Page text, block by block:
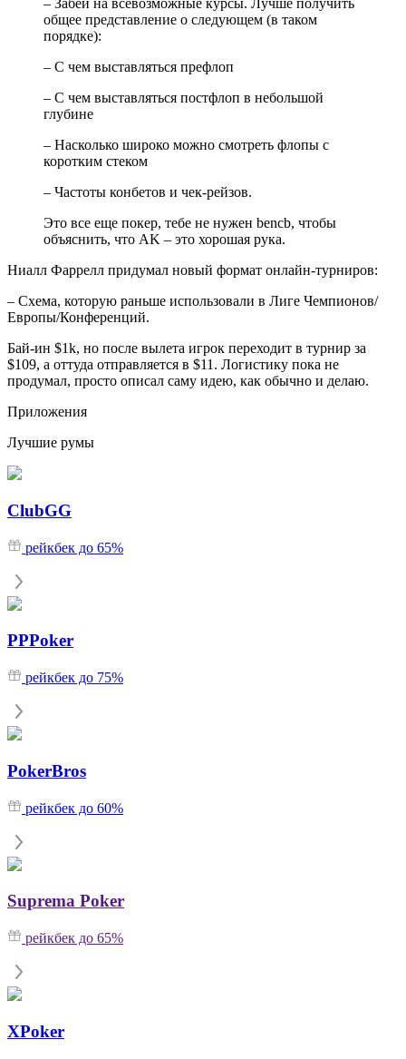
– Забей на всевозможные курсы. Лучше получить
общее представление о следующем (в таком
порядке):
– С чем выставляться префлоп
– С чем выставляться постфлоп в небольшой
глубине
– Насколько широко можно смотреть флопы с
коротким стеком
– Частоты конбетов и чек-рейзов.
Это все еще покер, тебе не нужен bencb, чтобы
объяснить, что AK – это хорошая рука.
Ниалл Фаррелл придумал новый формат онлайн-турниров:
– Схема, которую раньше использовали в Лиге Чемпионов/
Европы/Конференций.
Бай-ин $1k, но после вылета игрок переходит в турнир за
$109, а оттуда отправляется в $11. Логистику пока не
продумал, просто описал саму идею, как обычно и делаю.
Приложения
Лучшие румы
ClubGG
рейкбек до 65%
PPPoker
рейкбек до 75%
PokerBros
рейкбек до 60%
Suprema Poker
рейкбек до 65%
XPoker